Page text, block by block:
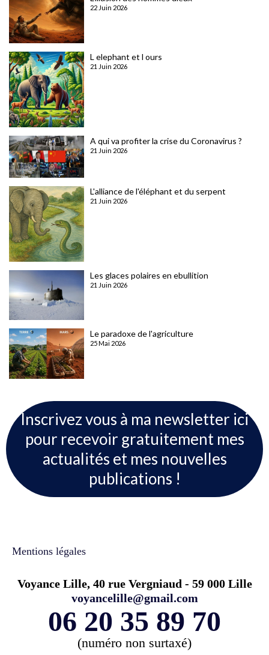
22 Juin 2026
L elephant et l ours
21 Juin 2026
A qui va profiter la crise du Coronavirus ?
21 Juin 2026
L'alliance de l'éléphant et du serpent
21 Juin 2026
Les glaces polaires en ebullition
21 Juin 2026
Le paradoxe de l'agriculture
25 Mai 2026
Inscrivez vous à ma newsletter ici
pour recevoir gratuitement mes
actualités et mes nouvelles
publications !
Mentions légales
Voyance Lille, 40 rue Vergniaud - 59 000 Lille
voyancelille@gmail.com
06 20 35 89 70
(numéro non surtaxé)